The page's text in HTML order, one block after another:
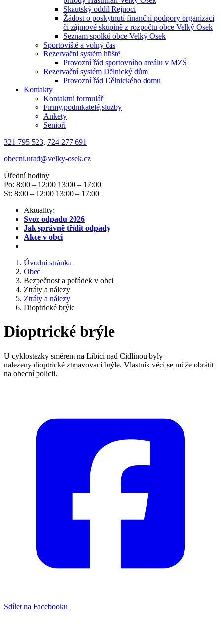
Skautský oddíl Rejnoci
Žádost o poskytnutí finanční podpory organizaci
či zájmové skupině z rozpočtu obce Velký Osek
Seznam spolků obce Velký Osek
Sportoviště a volný čas
Rezervační systém hřiště
Provozní řád sportovního areálu v MZŠ
Rezervační systém Dělnický dům
Provozní řád Dělnického domu
Kontakty
Kontaktní formulář
Firmy,podnikatelé,služby
Ankety
Senioři
321 795 523, 724 277 691
obecni.urad@velky-osek.cz
Úřední hodiny
Po: 8:00 – 12:00 13:00 – 17:00
St: 8:00 – 12:00 13:00 – 17:00
Aktuality:
Svoz odpadu 2026
Jak správně třídit odpady
Akce v obci
Úvodní stránka
Obec
Bezpečnost a pořádek v obci
Ztráty a nálezy
Ztráty a nálezy
Dioptrické brýle
Dioptrické brýle
U cyklostezky směrem na Libici nad Cidlinou byly
nalezeny dioptrické ztmavovací brýle. Vlastník věci se může obrátit
na obecní policii.
Sdílet na Facebooku